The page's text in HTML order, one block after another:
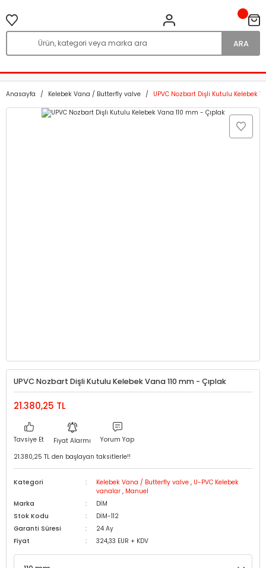
ARA
Anasayfa Kelebek Vana / Butterfly valve UPVC Nozbart Dişli Kutulu Kelebek
UPVC Nozbart Dişli Kutulu Kelebek Vana 110 mm - Çıplak
21.380,25 TL
Tavsiye Et Fiyat Alarmı
Yorum Yap
21.380,25 TL den başlayan taksitlerle!!
Kategori Kelebek Vana / Butterfly valve , U-PVC Kelebek
vanalar , Manuel
Marka
DİM
Stok Kodu
DİM-112
Garanti Süresi
24 Ay
Fiyat
324,33 EUR + KDV